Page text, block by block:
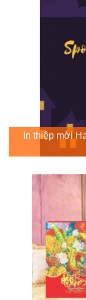
In thiệp mời